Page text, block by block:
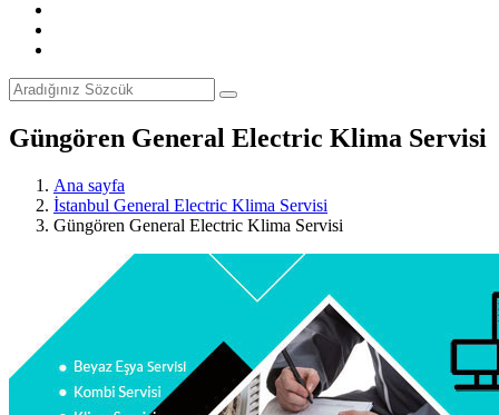
Güngören General Electric Klima Servisi
Ana sayfa
İstanbul General Electric Klima Servisi
Güngören General Electric Klima Servisi